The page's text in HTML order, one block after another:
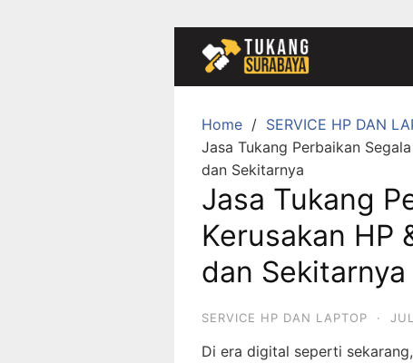
Home
SERVICE HP DAN
Jasa Tukang Perbaikan
dan Sekitarnya
Jasa Tukang
Kerusakan HP
dan Sekitarnya
SERVICE HP DAN LAPTOP ·
Di era digital seperti